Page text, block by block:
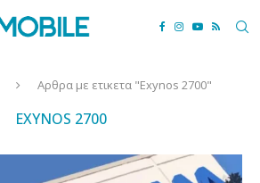
Αρθρα με ετικετα "Exynos 2700"
EXYNOS 2700